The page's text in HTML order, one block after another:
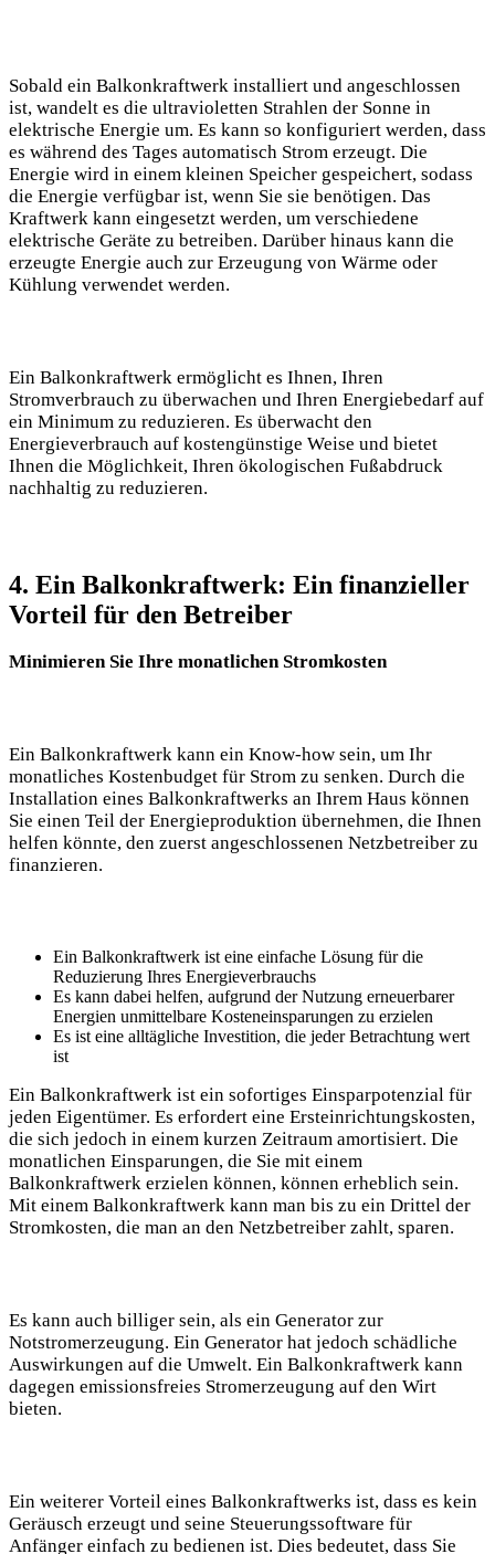
Sobald ein Balkonkraftwerk installiert und angeschlossen
ist, wandelt es die ultravioletten Strahlen der Sonne in
elektrische Energie um. Es kann so konfiguriert werden, dass
es während des Tages automatisch Strom erzeugt. Die
Energie wird in einem kleinen Speicher gespeichert, sodass
die Energie verfügbar ist, wenn Sie sie benötigen. Das
Kraftwerk kann eingesetzt werden, um verschiedene
elektrische Geräte zu betreiben. Darüber hinaus kann die
erzeugte Energie auch zur Erzeugung von Wärme oder
Kühlung verwendet werden.
Ein Balkonkraftwerk ermöglicht es Ihnen, Ihren
Stromverbrauch zu überwachen und Ihren Energiebedarf auf
ein Minimum zu reduzieren. Es überwacht den
Energieverbrauch auf kostengünstige Weise und bietet
Ihnen die Möglichkeit, Ihren ökologischen Fußabdruck
nachhaltig zu reduzieren.
4. Ein Balkonkraftwerk: Ein finanzieller
Vorteil für den Betreiber
Minimieren Sie Ihre monatlichen Stromkosten
Ein Balkonkraftwerk kann ein Know-how sein, um Ihr
monatliches Kostenbudget für Strom zu senken. Durch die
Installation eines Balkonkraftwerks an Ihrem Haus können
Sie einen Teil der Energieproduktion übernehmen, die Ihnen
helfen könnte, den zuerst angeschlossenen Netzbetreiber zu
finanzieren.
Ein Balkonkraftwerk ist eine einfache Lösung für die
Reduzierung Ihres Energieverbrauchs
Es kann dabei helfen, aufgrund der Nutzung erneuerbarer
Energien unmittelbare Kosteneinsparungen zu erzielen
Es ist eine alltägliche Investition, die jeder Betrachtung wert
ist
Ein Balkonkraftwerk ist ein sofortiges Einsparpotenzial für
jeden Eigentümer. Es erfordert eine Ersteinrichtungskosten,
die sich jedoch in einem kurzen Zeitraum amortisiert. Die
monatlichen Einsparungen, die Sie mit einem
Balkonkraftwerk erzielen können, können erheblich sein.
Mit einem Balkonkraftwerk kann man bis zu ein Drittel der
Stromkosten, die man an den Netzbetreiber zahlt, sparen.
Es kann auch billiger sein, als ein Generator zur
Notstromerzeugung. Ein Generator hat jedoch schädliche
Auswirkungen auf die Umwelt. Ein Balkonkraftwerk kann
dagegen emissionsfreies Stromerzeugung auf den Wirt
bieten.
Ein weiterer Vorteil eines Balkonkraftwerks ist, dass es kein
Geräusch erzeugt und seine Steuerungssoftware für
Anfänger einfach zu bedienen ist. Dies bedeutet, dass Sie